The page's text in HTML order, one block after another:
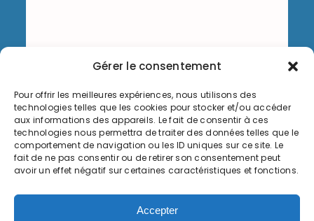
Gérer le consentement
Pour offrir les meilleures expériences, nous utilisons des
technologies telles que les cookies pour stocker et/ou accéder
aux informations des appareils. Le fait de consentir à ces
technologies nous permettra de traiter des données telles que le
comportement de navigation ou les ID uniques sur ce site. Le
fait de ne pas consentir ou de retirer son consentement peut
avoir un effet négatif sur certaines caractéristiques et fonctions.
Accepter
Envoyer
Informations légales
Politique de cookies (UE)